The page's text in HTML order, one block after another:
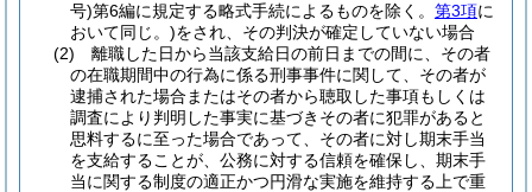
号)第6編に規定する略式手続によるものを除く。 第3項に
おいて同じ。)をされ、その判決が確定していない場合
(2)
離職した日から当該支給日の前日までの間に、その者
の在職期間中の行為に係る刑事事件に関して、その者が
逮捕された場合またはその者から聴取した事項もしくは
調査により判明した事実に基づきその者に犯罪があると
思料するに至った場合であって、その者に対し期末手当
を支給することが、公務に対する信頼を確保し、期末手
当に関する制度の適正かつ円滑な実施を維持する上で重